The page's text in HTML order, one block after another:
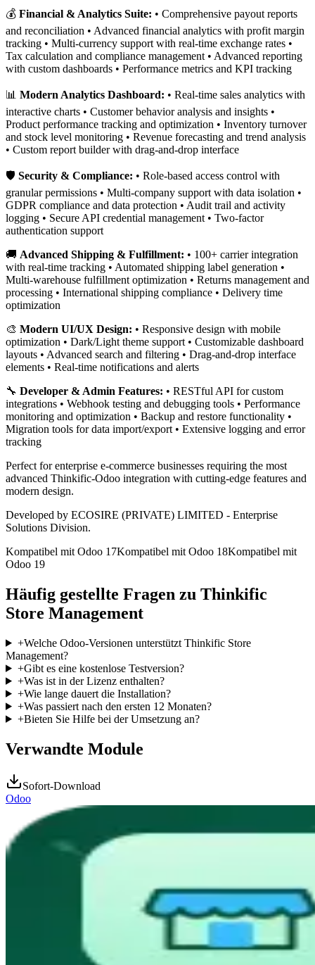
💰 Financial & Analytics Suite: • Comprehensive payout reports
and reconciliation • Advanced financial analytics with profit margin
tracking • Multi-currency support with real-time exchange rates •
Tax calculation and compliance management • Advanced reporting
with custom dashboards • Performance metrics and KPI tracking
📊 Modern Analytics Dashboard: • Real-time sales analytics with
interactive charts • Customer behavior analysis and insights •
Product performance tracking and optimization • Inventory turnover
and stock level monitoring • Revenue forecasting and trend analysis
• Custom report builder with drag-and-drop interface
🛡️ Security & Compliance: • Role-based access control with
granular permissions • Multi-company support with data isolation •
GDPR compliance and data protection • Audit trail and activity
logging • Secure API credential management • Two-factor
authentication support
🚚 Advanced Shipping & Fulfillment: • 100+ carrier integration
with real-time tracking • Automated shipping label generation •
Multi-warehouse fulfillment optimization • Returns management and
processing • International shipping compliance • Delivery time
optimization
🎨 Modern UI/UX Design: • Responsive design with mobile
optimization • Dark/Light theme support • Customizable dashboard
layouts • Advanced search and filtering • Drag-and-drop interface
elements • Real-time notifications and alerts
🔧 Developer & Admin Features: • RESTful API for custom
integrations • Webhook testing and debugging tools • Performance
monitoring and optimization • Backup and restore functionality •
Migration tools for data import/export • Extensive logging and error
tracking
Perfect for enterprise e-commerce businesses requiring the most
advanced Thinkific-Odoo integration with cutting-edge features and
modern design.
Developed by ECOSIRE (PRIVATE) LIMITED - Enterprise
Solutions Division.
Kompatibel mit Odoo 17Kompatibel mit Odoo 18Kompatibel mit
Odoo 19
Häufig gestellte Fragen zu Thinkific
Store Management
+Welche Odoo-Versionen unterstützt Thinkific Store
Management?
+Gibt es eine kostenlose Testversion?
+Was ist in der Lizenz enthalten?
+Wie lange dauert die Installation?
+Was passiert nach den ersten 12 Monaten?
+Bieten Sie Hilfe bei der Umsetzung an?
Verwandte Module
Sofort-Download
Odoo